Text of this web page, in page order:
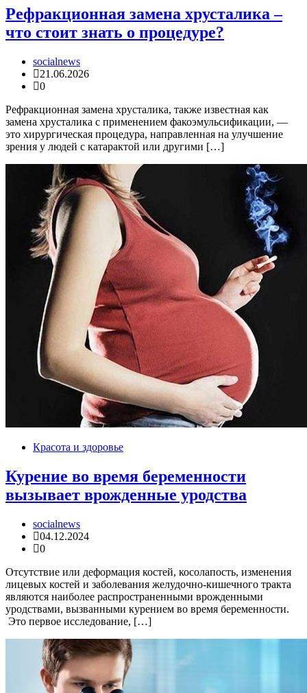
Рефракционная замена хрусталика –
что стоит знать о процедуре?
socialnews
21.06.2026
0
Рефракционная замена хрусталика, также известная как
замена хрусталика с применением факоэмульсификации, —
это хирургическая процедура, направленная на улучшение
зрения у людей с катарактой или другими […]
Красота и здоровье
Курение во время беременности
вызывает врожденные уродства
socialnews
04.12.2024
0
Отсутствие или деформация костей, косолапость, изменения
лицевых костей и заболевания желудочно-кишечного тракта
являются наиболее распространенными врожденными
уродствами, вызванными курением во время беременности.
Это первое исследование, […]